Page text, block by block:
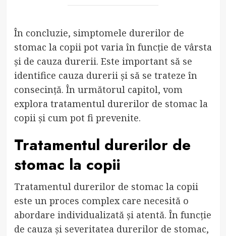
În concluzie, simptomele durerilor de
stomac la copii pot varia în funcție de vârsta
și de cauza durerii. Este important să se
identifice cauza durerii și să se trateze în
consecință. În următorul capitol, vom
explora tratamentul durerilor de stomac la
copii și cum pot fi prevenite.
Tratamentul durerilor de
stomac la copii
Tratamentul durerilor de stomac la copii
este un proces complex care necesită o
abordare individualizată și atentă. În funcție
de cauza și severitatea durerilor de stomac,